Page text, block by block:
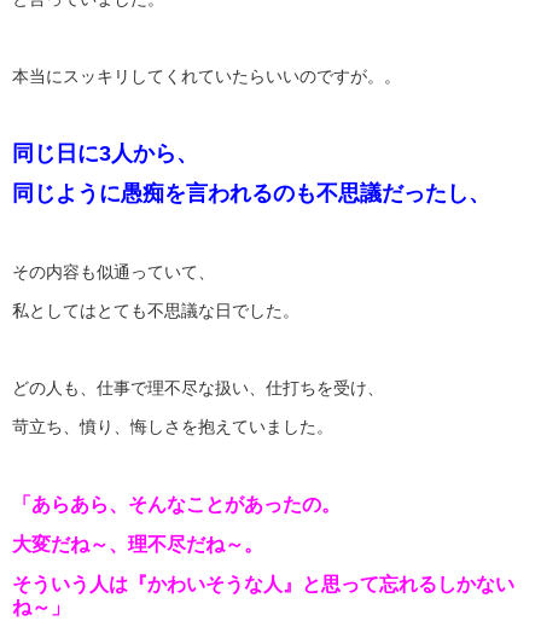
本当にスッキリしてくれていたらいいのですが。。
同じ日に3人から、
同じように愚痴を言われるのも不思議だったし、
その内容も似通っていて、
私としてはとても不思議な日でした。
どの人も、仕事で理不尽な扱い、仕打ちを受け、
苛立ち、憤り、悔しさを抱えていました。
「あらあら、そんなことがあったの。
大変だね～、理不尽だね～。
そういう人は『かわいそうな人』と思って忘れるしかない
ね～」